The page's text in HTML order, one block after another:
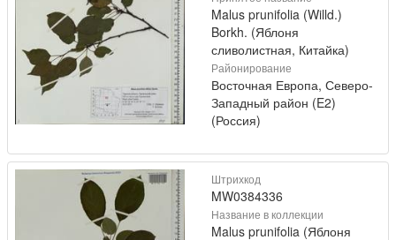
Malus prunifolia (Willd.)
Borkh. (Яблоня
сливолистная, Китайка)
Районирование
Восточная Европа, Северо-
Западный район (E2)
(Россия)
Штрихкод
MW0384336
Название в коллекции
Malus prunifolia (Яблоня